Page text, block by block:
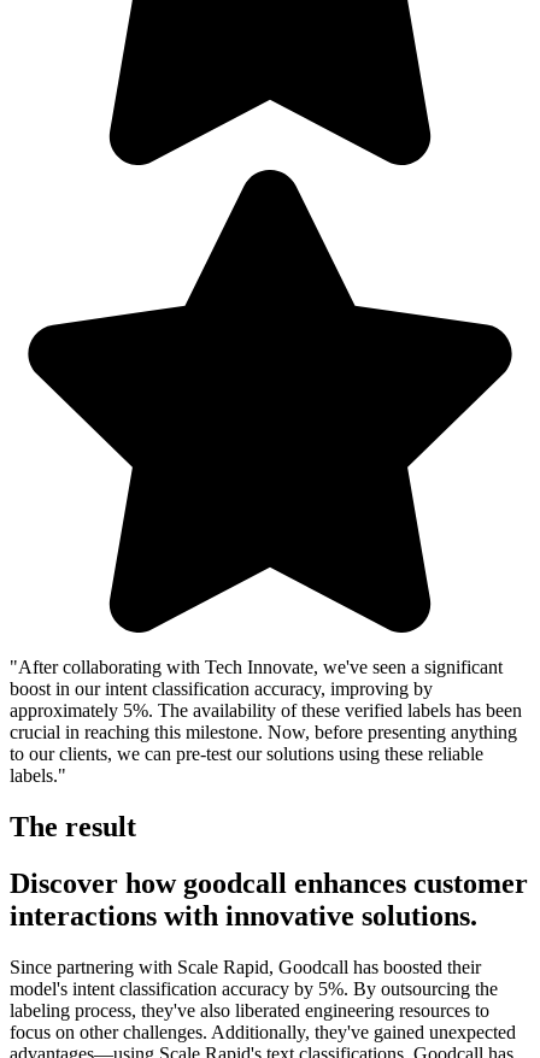
"After collaborating with Tech Innovate, we've seen a significant
boost in our intent classification accuracy, improving by
approximately 5%. The availability of these verified labels has been
crucial in reaching this milestone. Now, before presenting anything
to our clients, we can pre-test our solutions using these reliable
labels."
The result
Discover how goodcall enhances customer
interactions with innovative solutions.
Since partnering with Scale Rapid, Goodcall has boosted their
model's intent classification accuracy by 5%. By outsourcing the
labeling process, they've also liberated engineering resources to
focus on other challenges. Additionally, they've gained unexpected
advantages—using Scale Rapid's text classifications, Goodcall has